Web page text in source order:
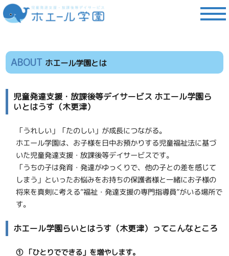
ABOUT ホエール学園とは
児童発達支援・放課後等デイサービス ホエール学園ら
いとはうす（木更津）
「うれしい」「たのしい」が成長につながる。
ホエール学園は、お子様を日中お預かりする児童福祉法に基づ
いた児童発達支援・放課後等デイサービスです。
「うちの子は発育・発達がゆっくりで、他の子との差を感じて
しまう」といったお悩みをお持ちの保護者様と一緒にお子様の
将来を真剣に考える”福祉・発達支援の専門指導員”がいる場所で
す。
ホエール学園らいとはうす（木更津）ってこんなところ
① 「ひとりでできる」を増やします。